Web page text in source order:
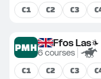
C1 C2 C3 C
PMH Ffos Las
6 courses
C1 C2 C3 C